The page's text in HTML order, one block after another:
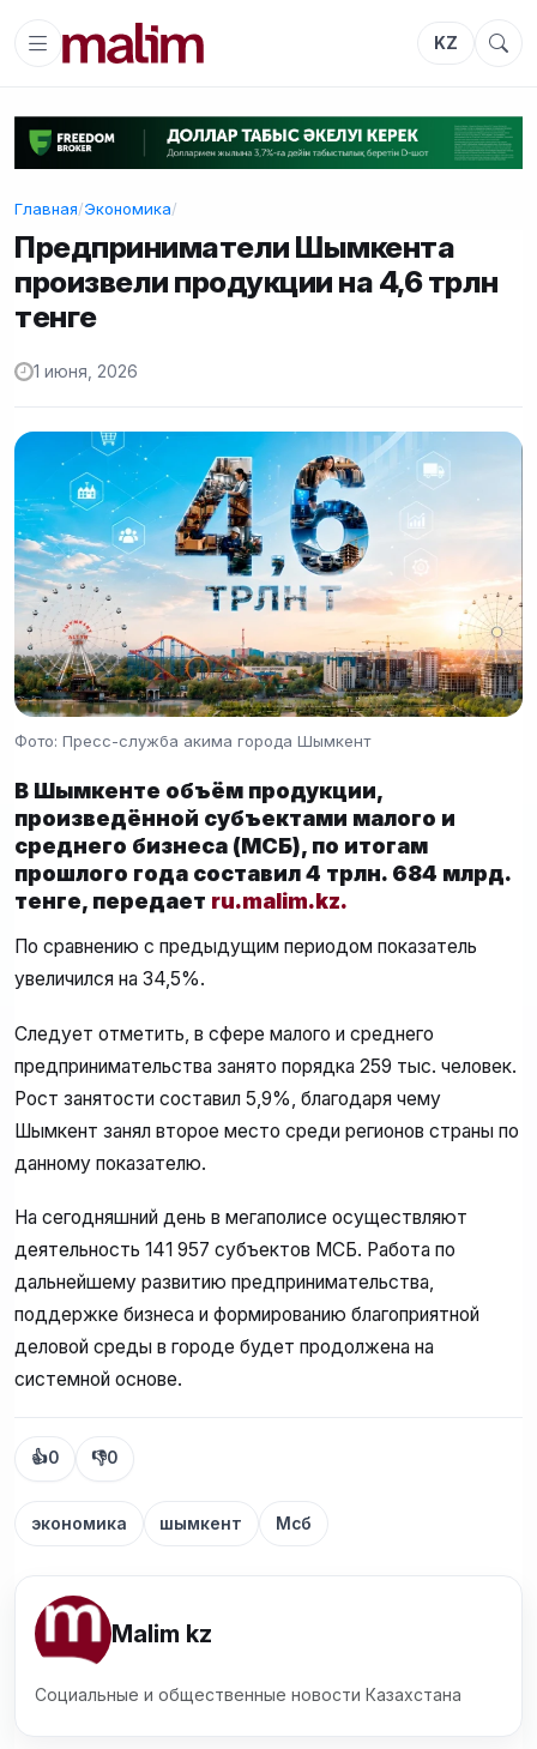
KZ
Главная/Экономика/
Предприниматели Шымкента
произвели продукции на 4,6 трлн
тенге
1 июня, 2026
Фото: Пресс-служба акима города Шымкент
В Шымкенте объём продукции,
произведённой субъектами малого и
среднего бизнеса (МСБ), по итогам
прошлого года составил 4 трлн. 684 млрд.
тенге, передает ru.malim.kz.
По сравнению с предыдущим периодом показатель
увеличился на 34,5%.
Следует отметить, в сфере малого и среднего
предпринимательства занято порядка 259 тыс. человек.
Рост занятости составил 5,9%, благодаря чему
Шымкент занял второе место среди регионов страны по
данному показателю.
На сегодняшний день в мегаполисе осуществляют
деятельность 141 957 субъектов МСБ. Работа по
дальнейшему развитию предпринимательства,
поддержке бизнеса и формированию благоприятной
деловой среды в городе будет продолжена на
системной основе.
👍0 👎0
экономика шымкент Мсб
Malim kz
Социальные и общественные новости Казахстана